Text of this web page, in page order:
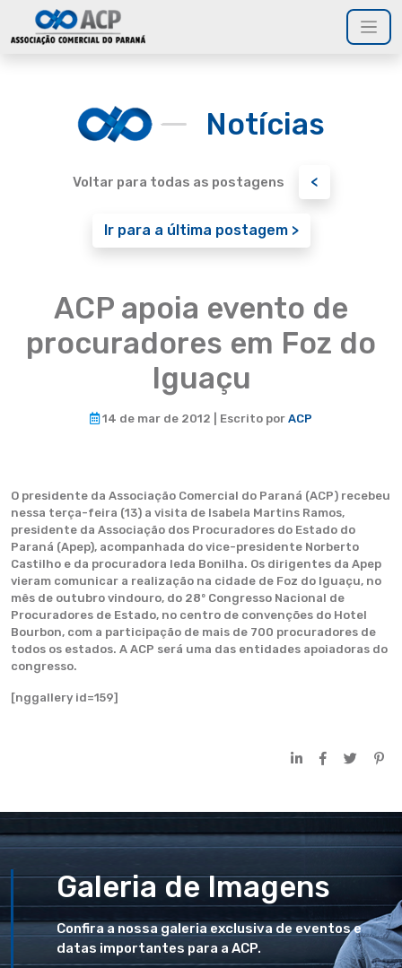
Notícias
Voltar para todas as postagens <
Ir para a última postagem >
ACP apoia evento de
procuradores em Foz do
Iguaçu
14 de mar de 2012 | Escrito por ACP
O presidente da Associação Comercial do Paraná (ACP) recebeu
nessa terça-feira (13) a visita de Isabela Martins Ramos,
presidente da Associação dos Procuradores do Estado do
Paraná (Apep), acompanhada do vice-presidente Norberto
Castilho e da procuradora Ieda Bonilha. Os dirigentes da Apep
vieram comunicar a realização na cidade de Foz do Iguaçu, no
mês de outubro vindouro, do 28º Congresso Nacional de
Procuradores de Estado, no centro de convenções do Hotel
Bourbon, com a participação de mais de 700 procuradores de
todos os estados. A ACP será uma das entidades apoiadoras do
congresso.
[nggallery id=159]
Galeria de Imagens
Confira a nossa galeria exclusiva de eventos e
datas importantes para a ACP.